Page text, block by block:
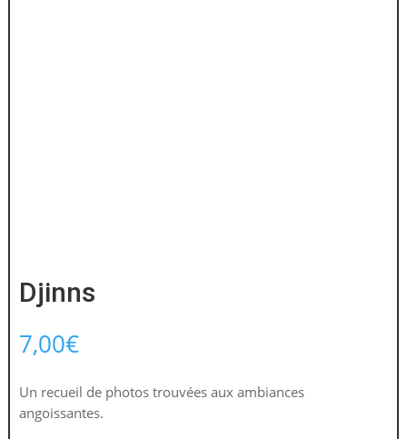
Djinns
7,00€
Un recueil de photos trouvées aux ambiances
angoissantes.